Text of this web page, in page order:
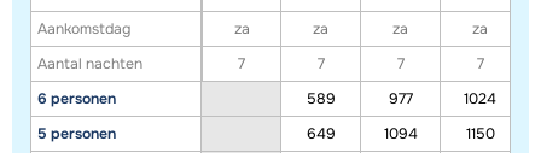
Aankomstdag
Aantal nachten
6 personen
5 personen
za
za za
za
7
7 7
7
589
977
1024
649
1094 1150